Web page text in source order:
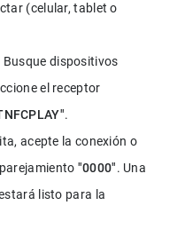
(celular, tablet o
Busque dispositivos
el receptor
.
acepte la conexión o
"0000". Una
listo para la